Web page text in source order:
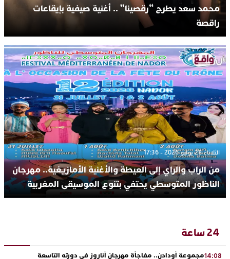
محمد سعد يطرح “رقصينا” .. أغنية صيفية بإيقاعات
راقصة
الثلاثاء 28 يوليو 2026 - 17:36
من الراب والراي إلى العيطة والأغنية الأمازيغية.. مهرجان
الناظور المتوسطي يحتفي بتنوع الموسيقى المغربية
24 ساعة
14:08مجموعة أودادن.. مفاجأة مهرجان أناروز في دورته التاسعة